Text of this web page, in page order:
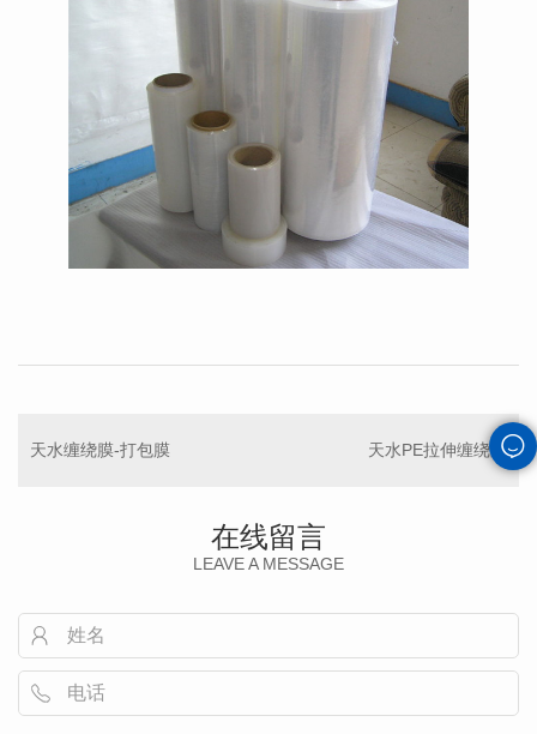
天水缠绕膜-打包膜 天水PE拉伸缠绕膜
在线留言
LEAVE A MESSAGE